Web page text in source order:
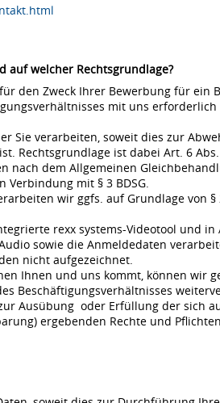
auf welcher Rechtsgrundlage?
den Zweck Ihrer Bewerbung für ein
mit uns
Sie verarbeiten, soweit dies zur
Rechtsgrundlage ist dabei Art. 6
dem Allgemeinen
Verbindung mit § 3 BDSG.
wir ggfs. auf Grundlage von §
rexx systems-Videotool und
sowie die Anmeldedaten
nicht aufgezeichnet.
Ihnen und uns kommt, können wir
Beschäftigungsverhältnisses
Ausübung oder Erfüllung der sich
ergebenden Rechte und